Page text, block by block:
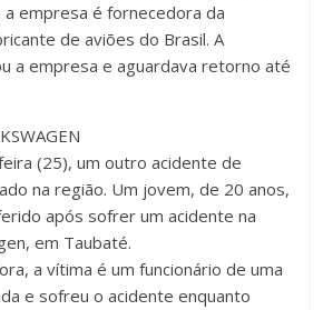
a empresa é fornecedora da
de aviões do Brasil. A
a empresa e aguardava retorno até
(25), um outro acidente de
na região. Um jovem, de 20 anos,
após sofrer um acidente na
em Taubaté.
a vítima é um funcionário de uma
e sofreu o acidente enquanto